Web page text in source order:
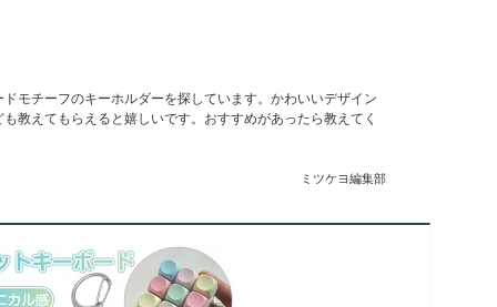
モチーフのキーホルダーを探しています。かわいいデザイン
教えてもらえると嬉しいです。おすすめがあったら教えてく
ミツケヨ編集部